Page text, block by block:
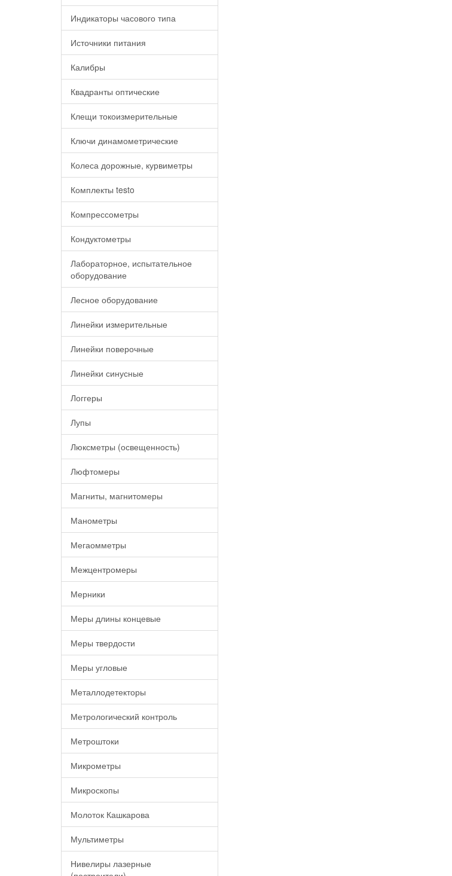
Индикаторы часового типа
Источники питания
Калибры
Квадранты оптические
Клещи токоизмерительные
Ключи динамометрические
Колеса дорожные, курвиметры
Комплекты testo
Компрессометры
Кондуктометры
Лабораторное, испытательное
оборудование
Лесное оборудование
Линейки измерительные
Линейки поверочные
Линейки синусные
Логгеры
Лупы
Люксметры (освещенность)
Люфтомеры
Магниты, магнитомеры
Манометры
Мегаомметры
Межцентромеры
Мерники
Меры длины концевые
Меры твердости
Меры угловые
Металлодетекторы
Метрологический контроль
Метроштоки
Микрометры
Микроскопы
Молоток Кашкарова
Мультиметры
Нивелиры лазерные